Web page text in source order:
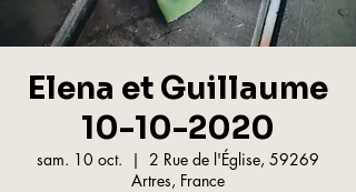
Elena et Guillaume
10-10-2020
sam. 10 oct.
  |
2 Rue de l'Église, 59269
Artres, France